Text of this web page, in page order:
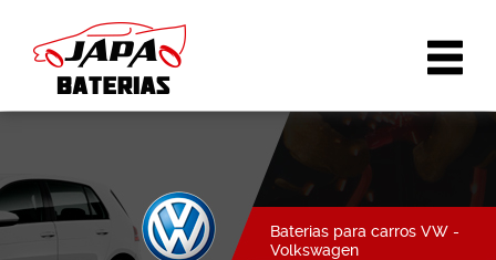
Baterias para carros VW -
Volkswagen